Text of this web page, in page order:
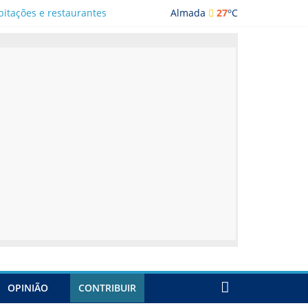
Almada 27oC
e restaurantes
OPINIÃO CONTRIBUIR